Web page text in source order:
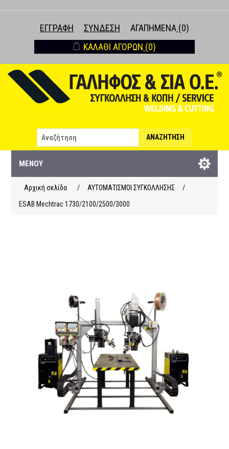
ΕΓΓΡΑΦΉ ΣΎΝΔΕΣΗ ΑΓΑΠΗΜΈΝΑ (0)
ΚΑΛΆΘΙ ΑΓΟΡΏΝ (0)
ΑΝΑΖΉΤΗΣΗ
ΜΕΝΟΎ
Αρχική σελίδα / ΑΥΤΟΜΑΤΙΣΜΟΙ ΣΥΓΚΟΛΛΗΣΗΣ
/
ESAB Mechtrac 1730/2100/2500/3000